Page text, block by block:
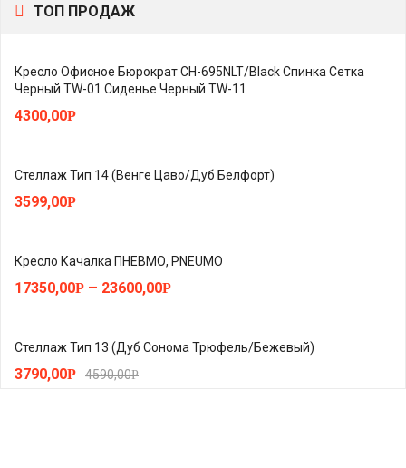
ТОП ПРОДАЖ
Кресло Офисное Бюрократ CH-695NLT/Black Спинка Сетка
Черный TW-01 Сиденье Черный TW-11
4300,00Р
Стеллаж Тип 14 (Венге Цаво/Дуб Белфорт)
3599,00Р
Кресло Качалка ПНЕВМО, PNEUMO
17350,00Р – 23600,00Р
Стеллаж Тип 13 (Дуб Сонома Трюфель/Бежевый)
4590,00Р
3790,00Р